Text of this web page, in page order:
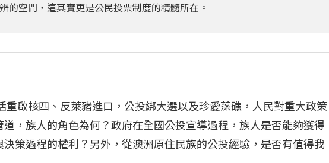
的空間，這其實更是公民投票制度的精髓所在。
重啟核四、反萊豬進口，公投綁大選以及珍愛藻礁，人民對重大政策
，族人的角色為何？政府在全國公投宣導過程，族人是否能夠獲得
策過程的權利？另外，從澳洲原住民族的公投經驗，是否有值得我